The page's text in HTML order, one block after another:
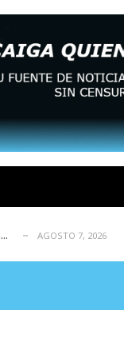
AGOSTO 6, 2026
AGOSTO 6, 2026
AGOSTO 6, 2026
AGOSTO 6, 2026
AGOSTO 6, 2026